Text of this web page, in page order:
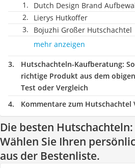
Dutch Design Brand
Lierys Hutkoffer
Bojuzhi Großer Hutschachtel
mehr anzeigen
Hutschachteln-Kaufberatung:
richtige Produkt aus dem
Test oder Vergleich
Kommentare zum Hutschachtel
Die besten Hutschachteln:
Wählen Sie Ihren
aus der Bestenliste.